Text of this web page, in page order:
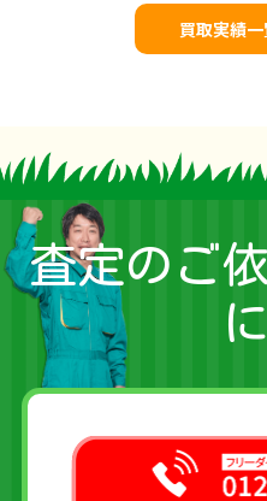
買取実績
査定のご